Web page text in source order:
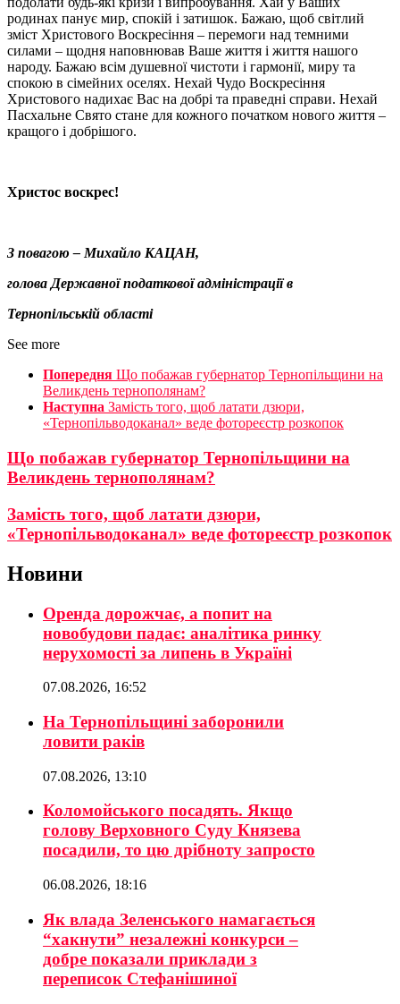
родинах панує мир, спокій і затишок. Бажаю, щоб світлий
зміст Христового Воскресіння – перемоги над темними
силами – щодня наповнював Ваше життя і життя нашого
народу. Бажаю всім душевної чистоти і гармонії, миру та
спокою в сімейних оселях. Нехай Чудо Воскресіння
Христового надихає Вас на добрі та праведні справи. Нехай
Пасхальне Свято стане для кожного початком нового життя –
кращого і добрішого.
Христос воскрес!
З повагою – Михайло КАЦАН,
голова Державної податкової адміністрації в
Тернопільській області
See more
Попередня Що побажав губернатор Тернопільщини на
Великдень тернополянам?
Наступна Замість того, щоб латати дзюри,
«Тернопільводоканал» веде фотореєстр розкопок
Що побажав губернатор Тернопільщини на
Великдень тернополянам?
Замість того, щоб латати дзюри,
«Тернопільводоканал» веде фотореєстр розкопок
Новини
Оренда дорожчає, а попит на
новобудови падає: аналітика ринку
нерухомості за липень в Україні
07.08.2026, 16:52
На Тернопільщині заборонили
ловити раків
07.08.2026, 13:10
Коломойського посадять. Якщо
голову Верховного Суду Князева
посадили, то цю дрібноту запросто
06.08.2026, 18:16
Як влада Зеленського намагається
“хакнути” незалежні конкурси –
добре показали приклади з
переписок Стефанішиної